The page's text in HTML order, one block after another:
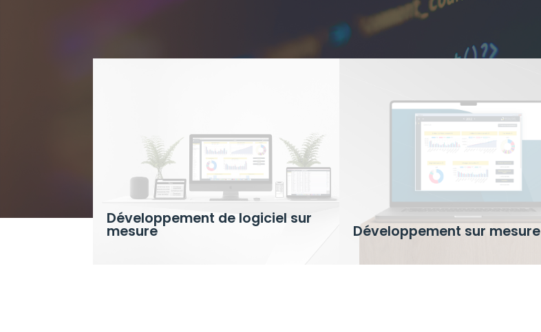
Développement de logiciel sur
mesure Développement sur mesure